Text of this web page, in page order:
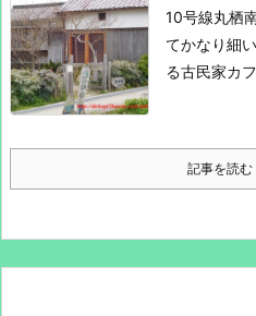
10号線丸栖
てかなり細
る古民家カフ
記事を読む